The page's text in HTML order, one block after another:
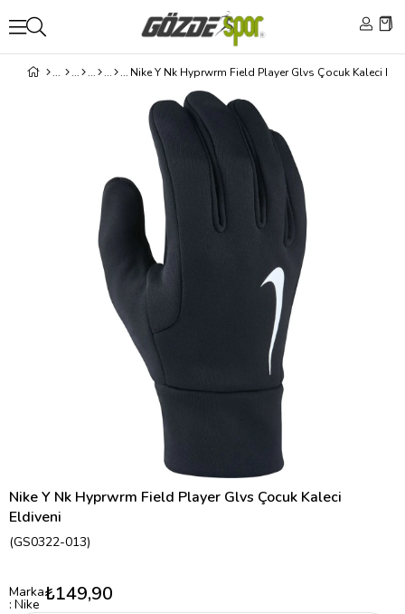
Nike Y Nk Hyprwrm Field Player Glvs Çocuk Kaleci
Nike Y Nk Hyprwrm Field Player Glvs Çocuk Kaleci
Eldiveni
(GS0322-013)
Marka
: Nike ₺149,90